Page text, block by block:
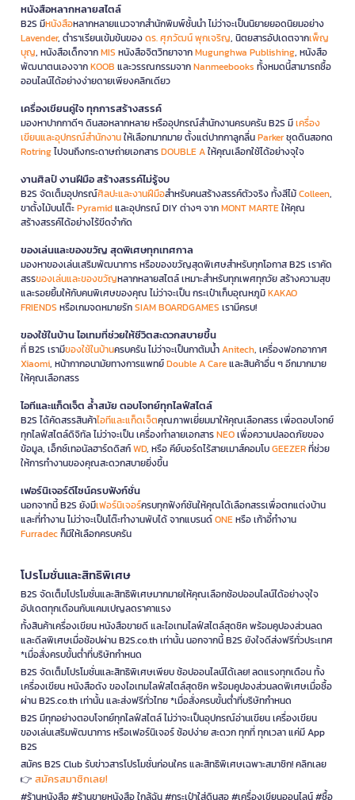
หนังสือหลากหลายสไตล์
B2S มีหนังสือหลากหลายแนวจากสำนักพิมพ์ชั้นนำ ไม่ว่าจะเป็นนิยายยอดนิยมอย่าง
Lavender, ตำราเรียนเข้มข้นของดร. ศุภวัฒน์ พุกเจริญ, นิตยสารอัปเดตจากเพ็ญ
บุญ, หนังสือเด็กจากMIS หนังสือจิตวิทยาจากMugunghwa Publishing, หนังสือ
พัฒนาตนเองจากKOOB และวรรณกรรมจากNanmeebooks ทั้งหมดนี้สามารถซื้อ
ออนไลน์ได้อย่างง่ายดายเพียงคลิกเดียว
เครื่องเขียนคู่ใจ ทุกการสร้างสรรค์
มองหาปากกาดีๆ ดินสอหลากหลาย หรืออุปกรณ์สำนักงานครบครัน B2S มีเครื่อง
เขียนและอุปกรณ์สำนักงานให้เลือกมากมาย ตั้งแต่ปากกาลูกลื่นParkerชุดดินสอกด
Rotringไปจนถึงกระดาษถ่ายเอกสารDOUBLE Aให้คุณเลือกใช้ได้อย่างจุใจ
งานศิลป์ งานฝีมือ สร้างสรรค์ไม่รู้จบ
B2S จัดเต็มอุปกรณ์ศิลปะและงานฝีมือสำหรับคนสร้างสรรค์ตัวจริง ทั้งสีไม้Colleen,
ขาตั้งไม้บนโต๊ะPyramidและอุปกรณ์ DIY ต่างๆ จากMONT MARTEให้คุณ
สร้างสรรค์ได้อย่างไร้ขีดจำกัด
ของเล่นและของขวัญ สุดพิเศษทุกเทศกาล
มองหาของเล่นเสริมพัฒนาการ หรือของขวัญสุดพิเศษสำหรับทุกโอกาส B2S เราคัด
สรรของเล่นและของขวัญหลากหลายสไตล์ เหมาะสำหรับทุกเพศทุกวัย สร้างความสุข
และรอยยิ้มให้กับคนพิเศษของคุณ ไม่ว่าจะเป็น กระเป๋าเก็บอุณหภูมิKAKAO
FRIENDS หรือเกมจดหมายรักSIAM BOARDGAMES เรามีครบ!
ของใช้ในบ้าน ไอเทมที่ช่วยให้ชีวิตสะดวกสบายขึ้น
ที่ B2S เรามีของใช้ในบ้านครบครัน ไม่ว่าจะเป็นกาต้มน้ำAnitech, เครื่องฟอกอากาศ
Xiaomi, หน้ากากอนามัยทางการแพทย์Double A Careและสินค้าอื่น ๆ อีกมากมาย
ให้คุณเลือกสรร
ไอทีและแก็ดเจ็ต ล้ำสมัย ตอบโจทย์ทุกไลฟ์สไตล์
B2S ได้คัดสรรสินค้าไอทีและแก็ดเจ็ตคุณภาพเยี่ยมมาให้คุณเลือกสรร เพื่อตอบโจทย์
ทุกไลฟ์สไตล์ดิจิทัล ไม่ว่าจะเป็น เครื่องทำลายเอกสารNEOเพื่อความปลอดภัยของ
ข้อมูล, เอ็กซ์เทอนัลฮาร์ดดิสก์WD, หรือ คีย์บอร์ดไร้สายเมาส์คอมโบGEEZERที่ช่วย
ให้การทำงานของคุณสะดวกสบายยิ่งขึ้น
เฟอร์นิเจอร์ดีไซน์ครบฟังก์ชั่น
นอกจากนี้ B2S ยังมีเฟอร์นิเจอร์ครบทุกฟังก์ชันให้คุณได้เลือกสรรเพื่อตกแต่งบ้าน
และที่ทำงาน ไม่ว่าจะเป็นโต๊ะทำงานพับได้ จากแบรนด์ONEหรือ เก้าอี้ทำงาน
Furradecก็มีให้เลือกครบครัน
โปรโมชั่นและสิทธิพิเศษ
B2S จัดเต็มโปรโมชั่นและสิทธิพิเศษมากมายให้คุณเลือกช้อปออนไลน์ได้อย่างจุใจ
อัปเดตทุกเดือนกับแคมเปญลดราคาแรง
ทั้งสินค้าเครื่องเขียน หนังสือขายดี และไอเทมไลฟ์สไตล์สุดชิค พร้อมคูปองส่วนลด
และดีลพิเศษเมื่อช้อปผ่าน B2S.co.th เท่านั้น นอกจากนี้ B2S ยังใจดีส่งฟรีทั่วประเทศ
*เมื่อสั่งครบขั้นต่ำที่บริษัทกำหนด
B2S จัดเต็มโปรโมชั่นและสิทธิพิเศษเพียบ ช้อปออนไลน์ได้เลย! ลดแรงทุกเดือน ทั้ง
เครื่องเขียน หนังสือดัง ของไอเทมไลฟ์สไตล์สุดชิค พร้อมคูปองส่วนลดพิเศษเมื่อซื้อ
ผ่าน B2S.co.th เท่านั้น และส่งฟรีทั่วไทย *เมื่อสั่งครบขั้นต่ำที่บริษัทกำหนด
B2S มีทุกอย่างตอบโจทย์ทุกไลฟ์สไตล์ ไม่ว่าจะเป็นอุปกรณ์อ่านเขียน เครื่องเขียน
ของเล่นเสริมพัฒนาการ หรือเฟอร์นิเจอร์ ช้อปง่าย สะดวก ทุกที่ ทุกเวลา แค่มี App
B2S
สมัคร B2S Club รับข่าวสารโปรโมชั่นก่อนใคร และสิทธิพิเศษเฉพาะสมาชิก! คลิกเลย
👉 สมัครสมาชิกเลย!
#ร้านหนังสือ #ร้านขายหนังสือ ใกล้ฉัน #กระเป๋าใส่ดินสอ #เครื่องเขียนออนไลน์ #ซื้อ